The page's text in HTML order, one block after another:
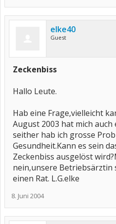
elke40
Guest
Zeckenbiss
Hallo Leute.
Hab eine Frage,vielleicht
August 2003 hat mich
seither hab ich grosse
Gesundheit.Kann es sein
Zeckenbiss ausgelöst
nein,unsere Betriebsärztin
einen Rat. L.G.elke
8. Juni 2004